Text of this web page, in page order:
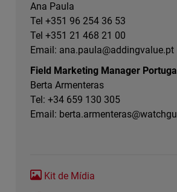
Ana Paula
Tel +351 96 254 36 53
Tel +351 21 468 21 00
Email: ana.paula@addingvalue.pt
Field Marketing Manager Portugal
Berta Armenteras
Tel: +34 659 130 305
Email:
Kit de Mídia